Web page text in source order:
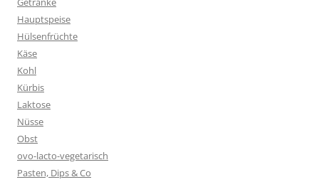
Hauptspeise
Hülsenfrüchte
Käse
Kohl
Kürbis
Laktose
Nüsse
Obst
ovo-lacto-vegetarisch
Pasten, Dips & Co